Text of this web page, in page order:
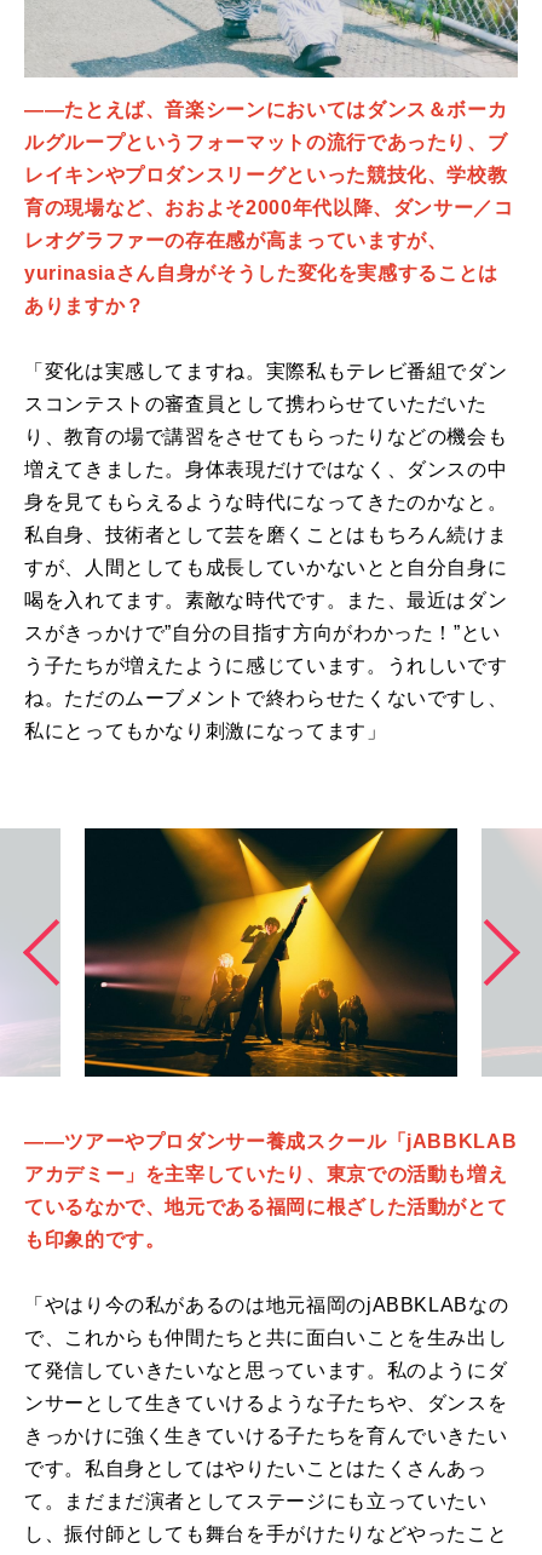
――たとえば、音楽シーンにおいてはダンス＆ボーカ
ルグループというフォーマットの流行であったり、ブ
レイキンやプロダンスリーグといった競技化、学校教
育の現場など、おおよそ2000年代以降、ダンサー／コ
レオグラファーの存在感が高まっていますが、
yurinasiaさん自身がそうした変化を実感することは
ありますか？
「変化は実感してますね。実際私もテレビ番組でダン
スコンテストの審査員として携わらせていただいた
り、教育の場で講習をさせてもらったりなどの機会も
増えてきました。身体表現だけではなく、ダンスの中
身を見てもらえるような時代になってきたのかなと。
私自身、技術者として芸を磨くことはもちろん続けま
すが、人間としても成長していかないとと自分自身に
喝を入れてます。素敵な時代です。また、最近はダン
スがきっかけで”自分の目指す方向がわかった！”とい
う子たちが増えたように感じています。うれしいです
ね。ただのムーブメントで終わらせたくないですし、
私にとってもかなり刺激になってます」
――ツアーやプロダンサー養成スクール「jABBKLAB
アカデミー」を主宰していたり、東京での活動も増え
ているなかで、地元である福岡に根ざした活動がとて
も印象的です。
「やはり今の私があるのは地元福岡のjABBKLABなの
で、これからも仲間たちと共に面白いことを生み出し
て発信していきたいなと思っています。私のようにダ
ンサーとして生きていけるような子たちや、ダンスを
きっかけに強く生きていける子たちを育んでいきたい
です。私自身としてはやりたいことはたくさんあっ
て。まだまだ演者としてステージにも立っていたい
し、振付師としても舞台を手がけたりなどやったこと